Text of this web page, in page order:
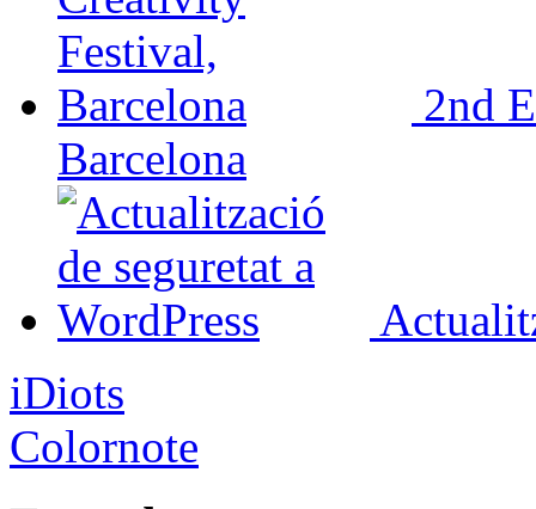
2nd
Barcelona
iDiots
Colornote